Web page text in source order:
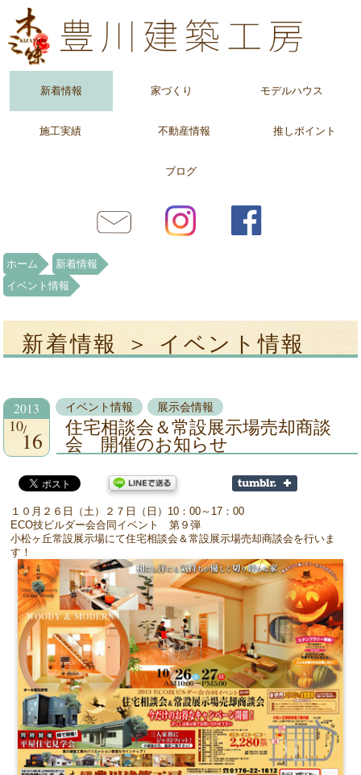
新着情報 家づくり モデルハウス
施工実績 不動産情報 推しポイント
ブログ
ホーム
新着情報
イベント情報
新着情報 ＞ イベント情報
2013
10
16
イベント情報 展示会情報
住宅相談会＆常設展示場売却商談
会 開催のお知らせ
１０月２６日（土）２７日（日）10：00～17：00
ECO技ビルダー会合同イベント 第９弾
小松ヶ丘常設展示場にて住宅相談会＆常設展示場売却商談会を行いま
す！